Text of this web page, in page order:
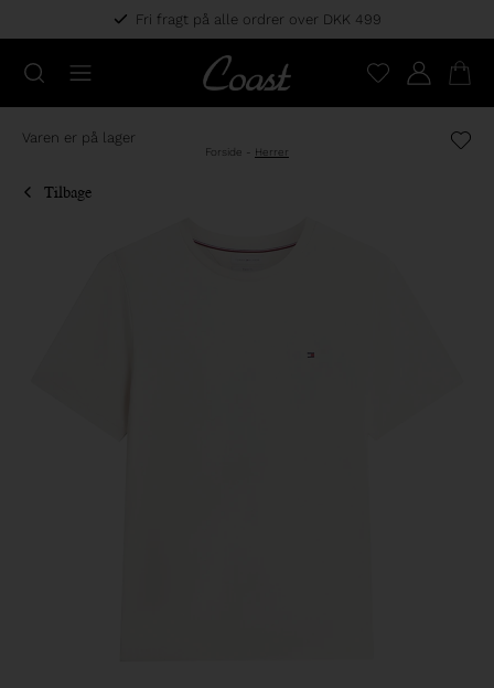
Fri fragt på alle ordrer over DKK 499
Varen er på lager
Forside - Herrer
Tilbage